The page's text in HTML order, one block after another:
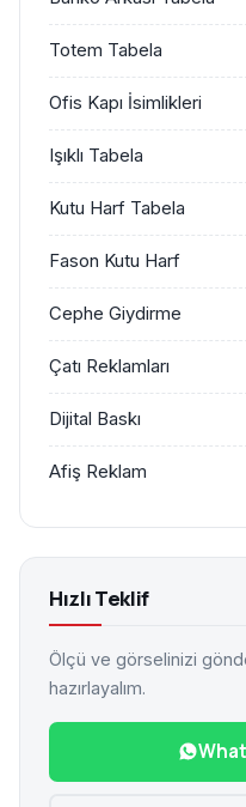
Totem Tabela
Ofis Kapı İsimlikleri
Işıklı Tabela
Kutu Harf Tabela
Fason Kutu Harf
Cephe Giydirme
Çatı Reklamları
Dijital Baskı
Afiş Reklam
Hızlı Teklif
Ölçü ve görselinizi
hazırlayalım.